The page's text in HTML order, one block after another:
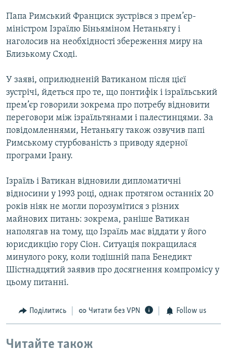
Усі сайти RFE/RL
Папа Римський Франциск зустрівся з прем’єр-
міністром Ізраїлю Біньяміном Нетаньягу і
наголосив на необхідності збереження миру на
Близькому Сході.
У заяві, оприлюдненій Ватиканом після цієї
зустрічі, йдеться про те, що понтифік і ізраїльський
прем’єр говорили зокрема про потребу відновити
переговори між ізраїльтянами і палестинцями. За
повідомленнями, Нетаньягу також озвучив папі
Римському стурбованість з приводу ядерної
програми Ірану.
Ізраїль і Ватикан відновили дипломатичні
відносини у 1993 році, однак протягом останніх 20
років ніяк не могли порозумітися з різних
майнових питань: зокрема, раніше Ватикан
наполягав на тому, що Ізраїль має віддати у його
юрисдикцію гору Сіон. Ситуація покращилася
минулого року, коли тодішній папа Бенедикт
Шістнадцятий заявив про досягнення компромісу у
цьому питанні.
Поділитись Читати без VPN Follow us
Читайте також